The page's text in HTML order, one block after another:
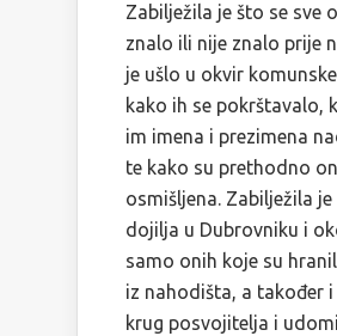
Zabilježila je što se sve
znalo ili nije znalo prije
je ušlo u okvir
kako ih se pokrštavalo,
im imena i prezimena
te kako su prethodno
osmišljena. Zabilježila je
dojilja u Dubrovniku i
samo onih koje su
iz nahodišta, a također
krug posvojitelja i